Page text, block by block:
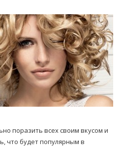
поразить всех своим вкусом и
что будет популярным в